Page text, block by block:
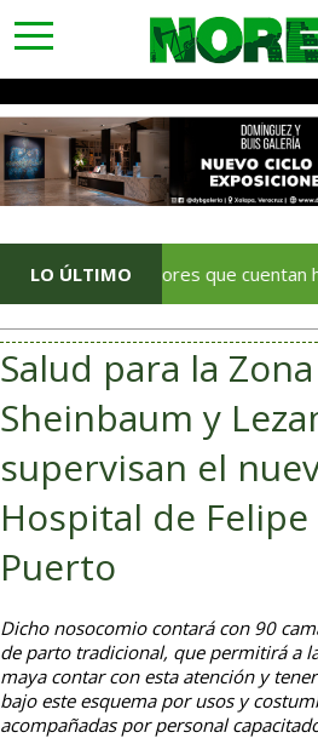
toggle
navigation
LO ÚLTIMO
Con colores que cuentan historia,
Salud para la
Sheinbaum y
supervisan el
Hospital de
Puerto
Dicho nosocomio contará con 90
de parto tradicional, que permitirá a
maya contar con esta atención y
bajo este esquema por usos y
acompañadas por personal